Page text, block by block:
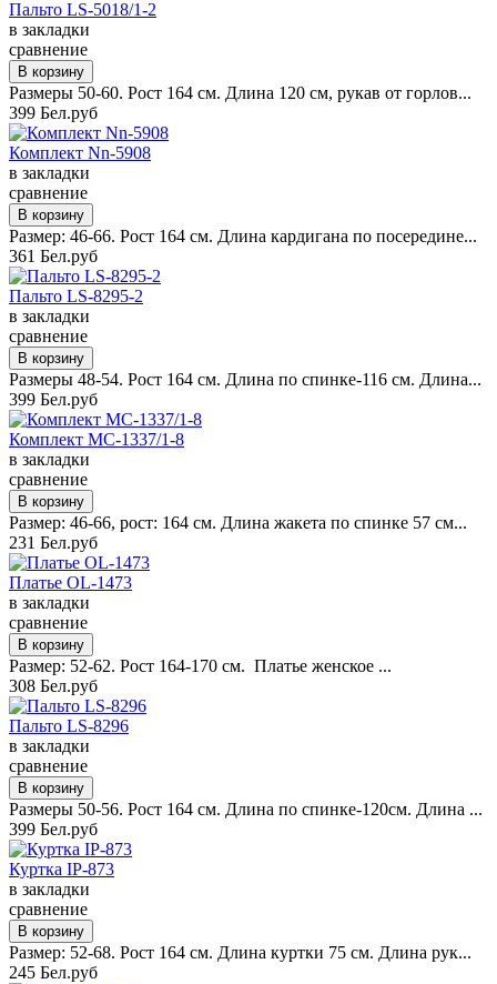
Пальто LS-5018/1-2
в закладки
сравнение
Размеры 50-60. Рост 164 см. Длина 120 см, рукав от горлов...
399 Бел.руб
Комплект Nn-5908
в закладки
сравнение
Размер: 46-66. Рост 164 см. Длина кардигана по посередине...
361 Бел.руб
Пальто LS-8295-2
в закладки
сравнение
Размеры 48-54. Рост 164 см. Длина по спинке-116 см. Длина...
399 Бел.руб
Комплект MC-1337/1-8
в закладки
сравнение
Размер: 46-66, рост: 164 см. Длина жакета по спинке 57 см...
231 Бел.руб
Платье OL-1473
в закладки
сравнение
Размер: 52-62. Рост 164-170 см. Платье женское ...
308 Бел.руб
Пальто LS-8296
в закладки
сравнение
Размеры 50-56. Рост 164 см. Длина по спинке-120см. Длина ...
399 Бел.руб
Куртка IP-873
в закладки
сравнение
Размер: 52-68. Рост 164 см. Длина куртки 75 см. Длина рук...
245 Бел.руб